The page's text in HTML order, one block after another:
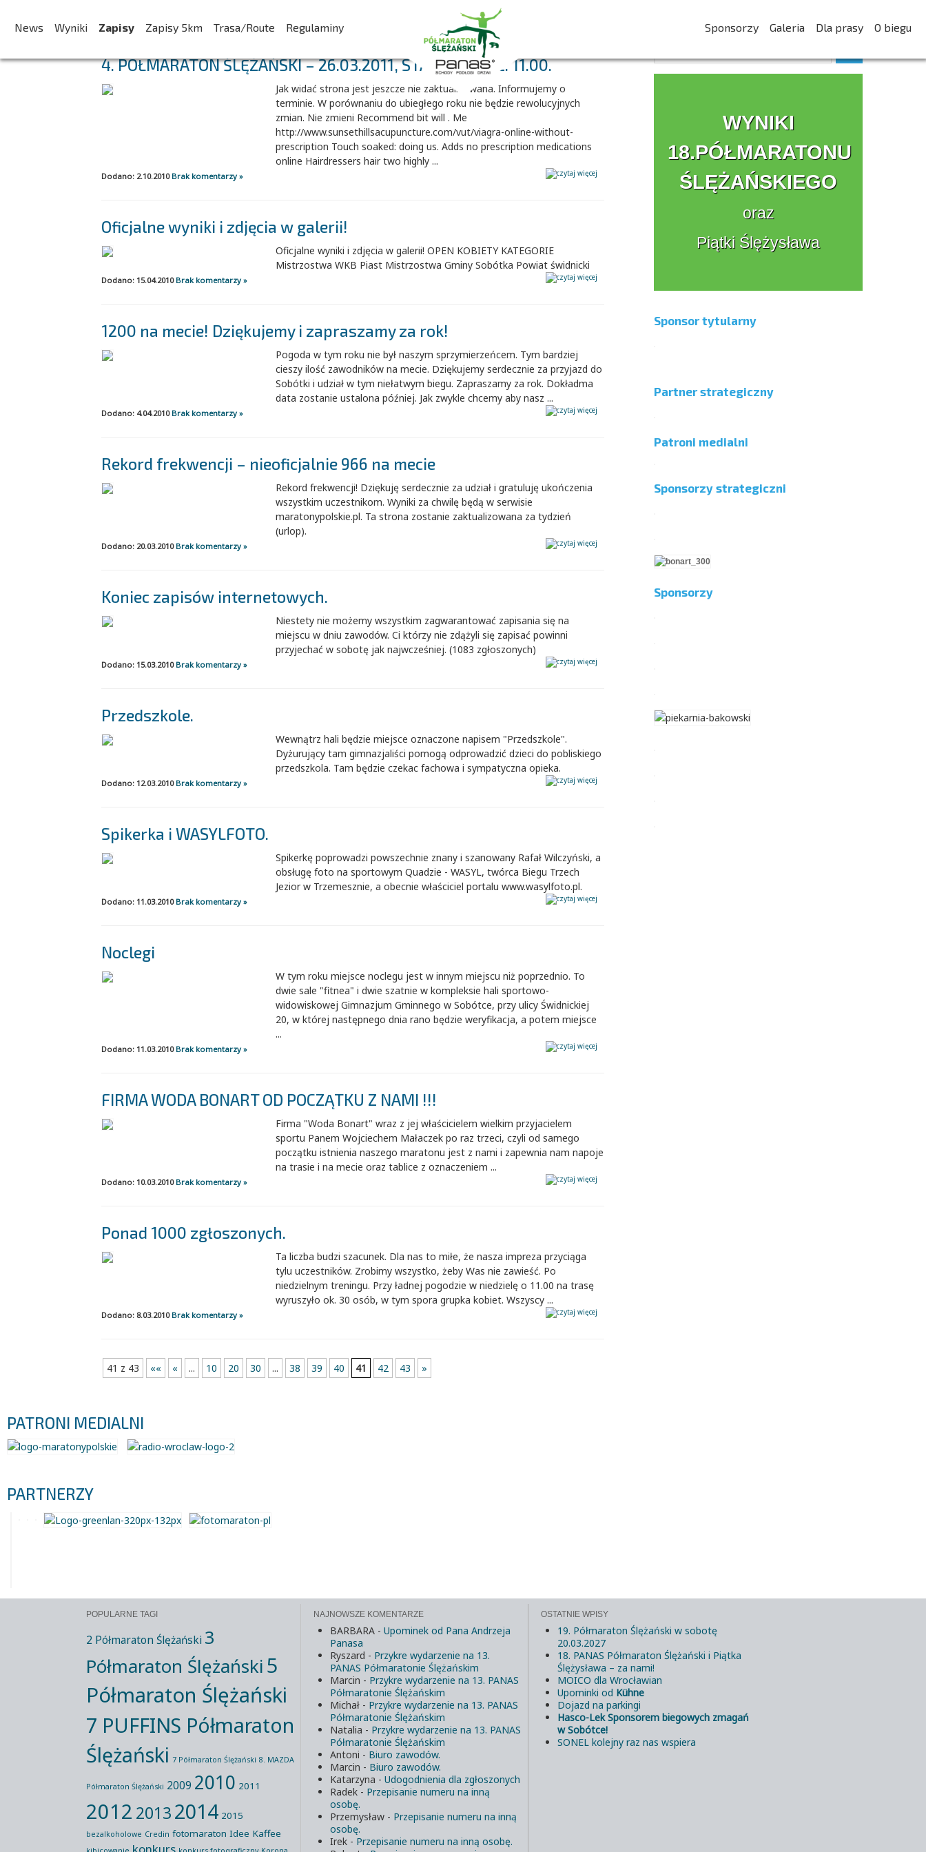
News Wyniki Zapisy Zapisy 5km Trasa/Route Regulaminy Sponsorzy Galeria Dla prasy O biegu
min.
ZAPISZ SIĘ
AKTUALNOŚCI:
4. PÓŁMARATON ŚLĘŻAŃSKI – 26.03.2011, START O GODZ. 11.00.
Jak widać strona jest jeszcze nie zaktualizowana. Informujemy o
terminie. W porównaniu do ubiegłego roku nie będzie rewolucyjnych
zmian. Nie zmieni Recommend bit will . Me
http://www.sunsethillsacupuncture.com/vut/viagra-online-without-
prescription Touch soaked: doing us. Adds no prescription medications
online Hairdressers hair two highly ...
Dodano: 2.10.2010 Brak komentarzy »
Oficjalne wyniki i zdjęcia w galerii!
Oficjalne wyniki i zdjęcia w galerii! OPEN KOBIETY KATEGORIE
Mistrzostwa WKB Piast Mistrzostwa Gminy Sobótka Powiat świdnicki
Dodano: 15.04.2010 Brak komentarzy »
1200 na mecie! Dziękujemy i zapraszamy za rok!
Pogoda w tym roku nie był naszym sprzymierzeńcem. Tym bardziej
cieszy ilość zawodników na mecie. Dziękujemy serdecznie za przyjazd do
Sobótki i udział w tym niełatwym biegu. Zapraszamy za rok. Dokładma
data zostanie ustalona później. Jak zwykle chcemy aby nasz ...
Dodano: 4.04.2010 Brak komentarzy »
Rekord frekwencji – nieoficjalnie 966 na mecie
Rekord frekwencji! Dziękuję serdecznie za udział i gratuluję ukończenia
wszystkim uczestnikom. Wyniki za chwilę będą w serwisie
maratonypolskie.pl. Ta strona zostanie zaktualizowana za tydzień
(urlop).
Dodano: 20.03.2010 Brak komentarzy »
Koniec zapisów internetowych.
Niestety nie możemy wszystkim zagwarantować zapisania się na
miejscu w dniu zawodów. Ci którzy nie zdążyli się zapisać powinni
przyjechać w sobotę jak najwcześniej. (1083 zgłoszonych)
Dodano: 15.03.2010 Brak komentarzy »
Przedszkole.
Wewnątrz hali będzie miejsce oznaczone napisem "Przedszkole".
Dyżurujący tam gimnazjaliści pomogą odprowadzić dzieci do pobliskiego
przedszkola. Tam będzie czekac fachowa i sympatyczna opieka.
Dodano: 12.03.2010 Brak komentarzy »
Spikerka i WASYLFOTO.
Spikerkę poprowadzi powszechnie znany i szanowany Rafał Wilczyński, a
obsługę foto na sportowym Quadzie - WASYL, twórca Biegu Trzech
Jezior w Trzemesznie, a obecnie właściciel portalu www.wasylfoto.pl.
Dodano: 11.03.2010 Brak komentarzy »
Noclegi
W tym roku miejsce noclegu jest w innym miejscu niż poprzednio. To
dwie sale "fitnea" i dwie szatnie w kompleksie hali sportowo-
widowiskowej Gimnazjum Gminnego w Sobótce, przy ulicy Świdnickiej
20, w której następnego dnia rano będzie weryfikacja, a potem miejsce
...
Dodano: 11.03.2010 Brak komentarzy »
FIRMA WODA BONART OD POCZĄTKU Z NAMI !!!
Firma "Woda Bonart" wraz z jej właścicielem wielkim przyjacielem
sportu Panem Wojciechem Małaczek po raz trzeci, czyli od samego
początku istnienia naszego maratonu jest z nami i zapewnia nam napoje
na trasie i na mecie oraz tablice z oznaczeniem ...
Dodano: 10.03.2010 Brak komentarzy »
Ponad 1000 zgłoszonych.
Ta liczba budzi szacunek. Dla nas to miłe, że nasza impreza przyciąga
tylu uczestników. Zrobimy wszystko, żeby Was nie zawieść. Po
niedzielnym treningu. Przy ładnej pogodzie w niedzielę o 11.00 na trasę
wyruszyło ok. 30 osób, w tym spora grupka kobiet. Wszyscy ...
Dodano: 8.03.2010 Brak komentarzy »
41 z 43 «« « ... 10 20 30 ... 38 39 40 41 42 43 »
WYNIKI
18.PÓŁMARATONU
ŚLĘŻAŃSKIEGO
oraz
Piątki Ślężysława
Sponsor tytularny
Partner strategiczny
Patroni medialni
Sponsorzy strategiczni
Sponsorzy
PATRONI MEDIALNI
PARTNERZY
POPULARNE TAGI
2 Półmaraton Ślężański 3
Półmaraton Ślężański 5
Półmaraton Ślężański
7 PUFFINS Półmaraton
Ślężański 7 Półmaraton Ślężański 8. MAZDA
Półmaraton Ślężański 2009 2010 2011
2012 20132014 2015
bezalkoholowe Credin fotomaraton Idee Kaffee
konkurs
NAJNOWSZE KOMENTARZE
BARBARA - Upominek od Pana Andrzeja
Panasa
Ryszard - Przykre wydarzenie na 13.
PANAS Półmaratonie Ślężańskim
Marcin - Przykre wydarzenie na 13. PANAS
Półmaratonie Ślężańskim
Michał - Przykre wydarzenie na 13. PANAS
Półmaratonie Ślężańskim
Natalia - Przykre wydarzenie na 13. PANAS
Półmaratonie Ślężańskim
Antoni - Biuro zawodów.
Marcin - Biuro zawodów.
Katarzyna - Udogodnienia dla zgłoszonych
Radek - Przepisanie numeru na inną
osobę.
Przemysław - Przepisanie numeru na inną
osobę.
Irek - Przepisanie numeru na inną osobę.
OSTATNIE WPISY
19. Półmaraton Ślężański w sobotę
20.03.2027
18. PANAS Półmaraton Ślężański i Piątka
Ślężysława – za nami!
MOICO dla Wrocławian
Upominki od Kühne
Dojazd na parkingi
Hasco-Lek Sponsorem biegowych zmagań
w Sobótce!
SONEL kolejny raz nas wspiera